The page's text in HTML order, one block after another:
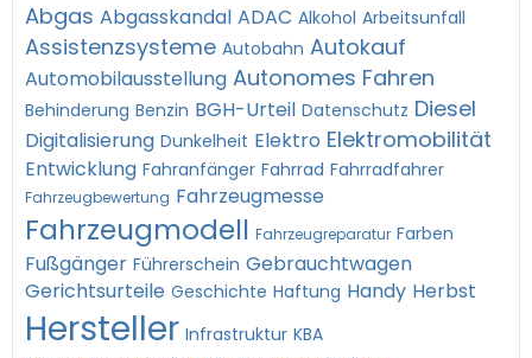
Abgas Abgasskandal ADAC Alkohol Arbeitsunfall
Assistenzsysteme Autobahn Autokauf
Automobilausstellung Autonomes Fahren
Behinderung Benzin BGH-Urteil Datenschutz Diesel
Digitalisierung Dunkelheit Elektro Elektromobilität
Entwicklung Fahranfänger Fahrrad Fahrradfahrer
Fahrzeugbewertung Fahrzeugmesse
Fahrzeugmodell Fahrzeugreparatur Farben
Fußgänger Führerschein Gebrauchtwagen
Gerichtsurteile Geschichte Haftung Handy Herbst
Hersteller Infrastruktur KBA